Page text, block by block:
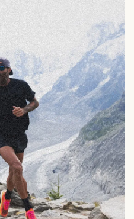
6 ½
7
7 ½ 9 ½
8 10
9 11